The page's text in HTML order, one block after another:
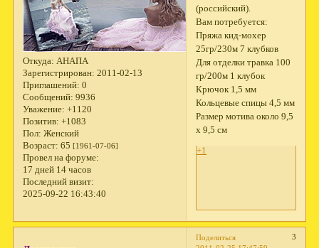
Откуда: АНАПА
Зарегистрирован: 2011-02-13
Приглашений: 0
Сообщений: 9936
Уважение: +1120
Позитив: +1083
Пол: Женский
Возраст: 65 [1961-07-06]
Провел на форуме:
17 дней 14 часов
Последний визит:
2025-09-22 16:43:40
(российский).
Вам потребуется:
Пряжа кид-мохер
25гр/230м 7 клубков
Для отделки травка 100
гр/200м 1 клубок
Крючок 1,5 мм
Кольцевые спицы 4,5 мм
Размер мотива около 9,5
х 9,5 см
+1
Поделиться
3